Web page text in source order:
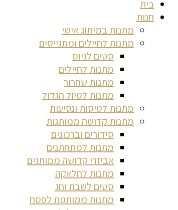
בית
חנות
מתנות במיתוג אישי
מתנות לחיילים ומתגייסים
סטים לגיוס
מתנות לחיילים
מתנות שחרור
מתנות לטיול הגדול
מתנות לטיסות ונסיעות
מתנות קדושה ממותגות
סידורים וברכונים
מתנות למתחתנים
אביזרי קדושה ממותגים
מתנות לחלאקה
סטים לשבת וחג
מתנות ממותגות לפסח